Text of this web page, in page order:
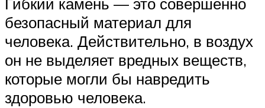
Гибкий камень — это совершенно
безопасный материал для
человека. Действительно, в воздух
он не выделяет вредных веществ,
которые могли бы навредить
здоровью человека.